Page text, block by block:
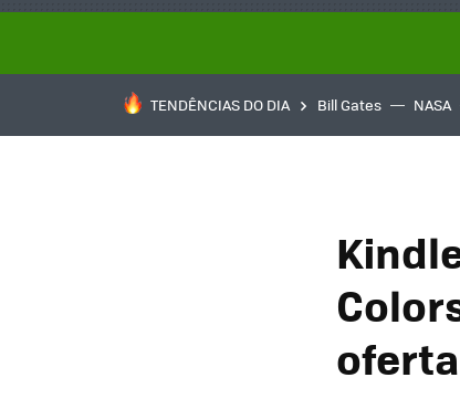
TENDÊNCIAS DO DIA Bill Gates NASA